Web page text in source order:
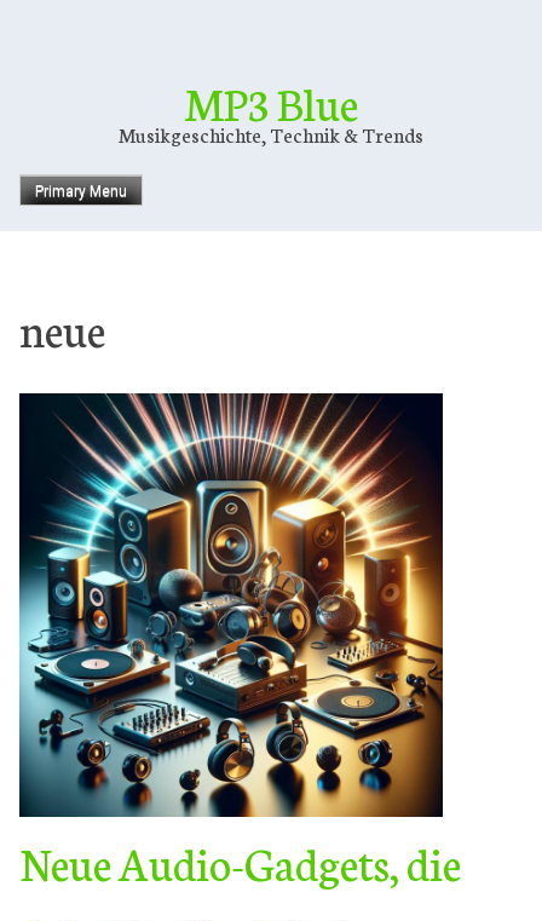
MP3 Blue
Musikgeschichte, Technik & Trends
Primary Menu
neue
Neue Audio-Gadgets, die